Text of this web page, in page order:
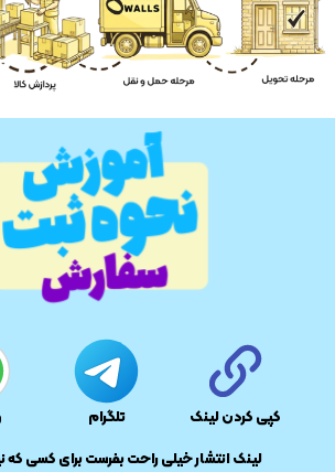
کپی کردن لینک تلگرام
​لینک انتشار خیلی راحت بفرست برای کسی که